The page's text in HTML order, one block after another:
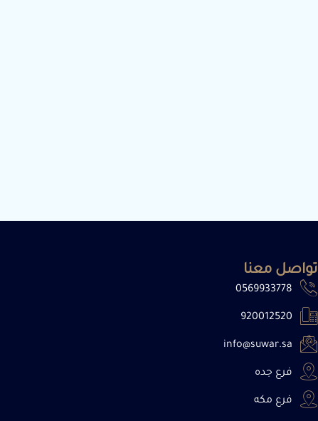
تواصل معنا
0569933778
920012520
info@suwar.sa
فرع جده
فرع مكه